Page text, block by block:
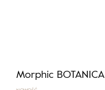
Morphic